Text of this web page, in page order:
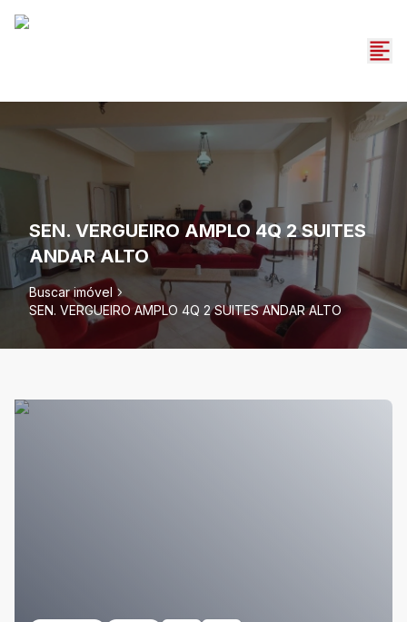
SEN. VERGUEIRO AMPLO 4Q 2 SUITES
ANDAR ALTO
Buscar imóvel
SEN. VERGUEIRO AMPLO 4Q 2 SUITES ANDAR ALTO